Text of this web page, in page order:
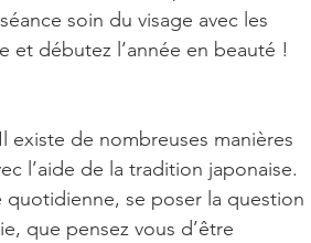
soin du visage avec les
et débutez l’année en beauté !
existe de nombreuses manières
l’aide de la tradition japonaise.
quotidienne, se poser la question
que pensez vous d’être